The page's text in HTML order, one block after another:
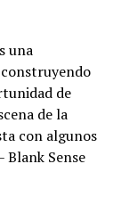
una
de
de la
con algunos
Blank Sense